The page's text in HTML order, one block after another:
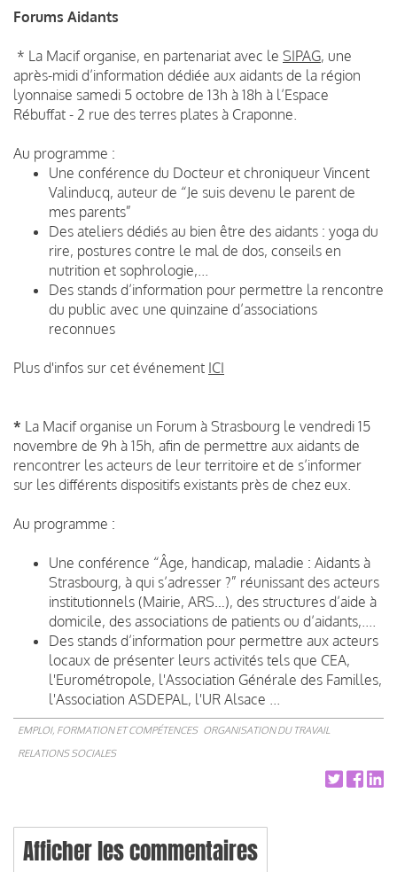
Forums Aidants
* La Macif organise, en partenariat avec le SIPAG, une
après-midi d’information dédiée aux aidants de la région
lyonnaise samedi 5 octobre de 13h à 18h à l’Espace
Rébuffat - 2 rue des terres plates à Craponne.
Au programme :
Une conférence du Docteur et chroniqueur Vincent
Valinducq, auteur de “Je suis devenu le parent de
mes parents”
Des ateliers dédiés au bien être des aidants : yoga du
rire, postures contre le mal de dos, conseils en
nutrition et sophrologie,...
Des stands d’information pour permettre la rencontre
du public avec une quinzaine d’associations
reconnues
Plus d'infos sur cet événement ICI
* La Macif organise un Forum à Strasbourg le vendredi 15
novembre de 9h à 15h, afin de permettre aux aidants de
rencontrer les acteurs de leur territoire et de s’informer
sur les différents dispositifs existants près de chez eux.
Au programme :
Une conférence “Âge, handicap, maladie : Aidants à
Strasbourg, à qui s’adresser ?” réunissant des acteurs
institutionnels (Mairie, ARS…), des structures d’aide à
domicile, des associations de patients ou d’aidants,....
Des stands d’information pour permettre aux acteurs
locaux de présenter leurs activités tels que CEA,
l'Eurométropole, l'Association Générale des Familles,
l'Association ASDEPAL, l'UR Alsace ...
EMPLOI, FORMATION ET COMPÉTENCES ORGANISATION DU TRAVAIL
RELATIONS SOCIALES
Afficher les commentaires